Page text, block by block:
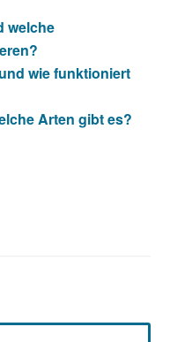
welche
wie funktioniert
Arten gibt es?